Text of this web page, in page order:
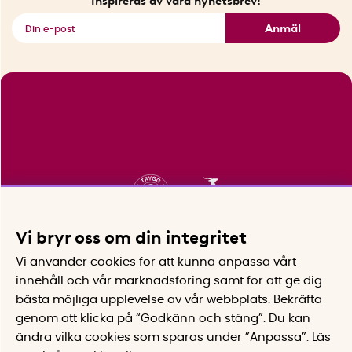
Anmäl
Vi bryr oss om din integritet
Vi använder cookies för att kunna anpassa vårt
innehåll och vår marknadsföring samt för att ge dig
bästa möjliga upplevelse av vår webbplats.
Bekräfta
genom att klicka på “Godkänn och stäng”. Du kan
ändra vilka cookies som sparas under ”Anpassa”.
Läs